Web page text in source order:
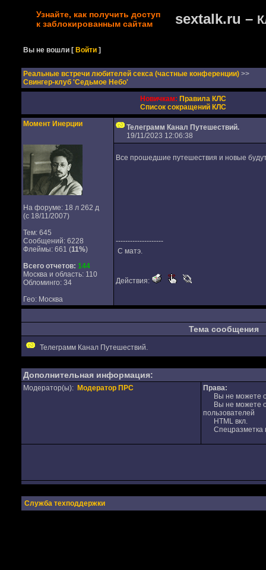
Узнайте, как получить доступ
к заблокированным сайтам
sextalk.ru –
Вы не вошли [Войти ]
Реальные встречи любителей секса (частные конференции) >>
Свингер-клуб 'Седьмое Небо'
Новичкам: Правила КЛС
Список сокращений КЛС
Момент Инерции
На форуме: 18 л 262 д
(с 18/11/2007)
Тем: 645
Сообщений: 6228
Флеймы: 661 (11%)
Всего отчетов: 144
Москва и область: 110
Обломинго: 34
Гео: Москва
Телеграмм Канал Путешествий.
19/11/2023 12:06:38
Все прошедшие путешествия и новые
--------------------
С матэ.
Действия:
Тема сообщения
Телеграмм Канал Путешествий.
Дополнительная информация:
Модератор(ы): Модератор ПРС
Права:
Вы не можете
Вы не можете
пользователей
HTML вкл.
Спецразметка
Служба техподдержки